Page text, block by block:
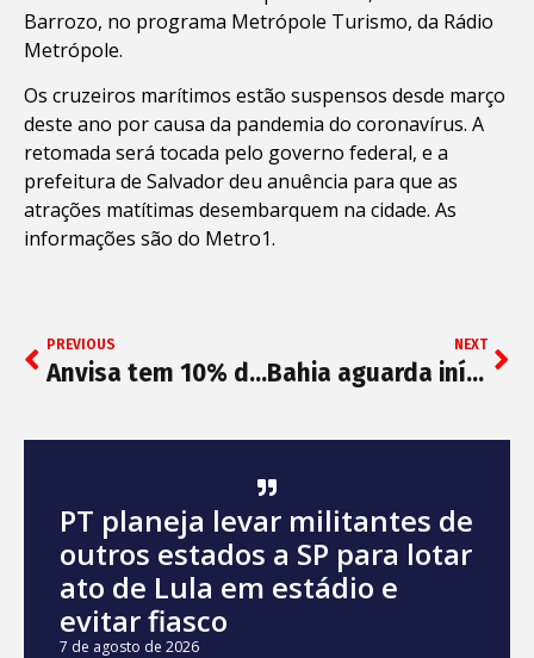
Barrozo, no programa Metrópole Turismo, da Rádio
Metrópole.
Os cruzeiros marítimos estão suspensos desde março
deste ano por causa da pandemia do coronavírus. A
retomada será tocada pelo governo federal, e a
prefeitura de Salvador deu anuência para que as
atrações matítimas desembarquem na cidade. As
informações são do Metro1.
PREVIOUS
Anvisa tem 10% de documentos analisados para aprovação de vacinas
NEXT
Bahia aguarda início dos testes de vacina russa Sputinik V
PT planeja levar militantes de
outros estados a SP para lotar
ato de Lula em estádio e
evitar fiasco
7 de agosto de 2026